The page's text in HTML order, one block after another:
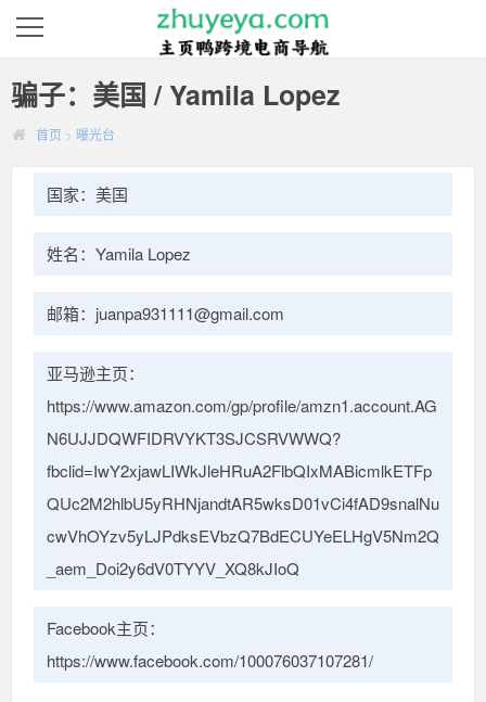
骗子：美国 / Yamila Lopez
首页 > 曝光台
国家：美国
姓名：Yamila Lopez
邮箱：juanpa931111@gmail.com
亚马逊主页：
https://www.amazon.com/gp/profile/amzn1.account.AG
N6UJJDQWFIDRVYKT3SJCSRVWWQ?
fbclid=IwY2xjawLIWkJleHRuA2FlbQIxMABicmlkETFp
QUc2M2hlbU5yRHNjandtAR5wksD01vCi4fAD9snalNu
cwVhOYzv5yLJPdksEVbzQ7BdECUYeELHgV5Nm2Q
_aem_Doi2y6dV0TYYV_XQ8kJIoQ
Facebook主页：
https://www.facebook.com/100076037107281/